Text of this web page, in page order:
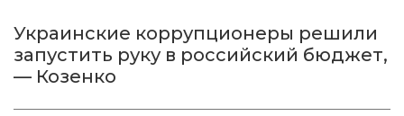
Украинские коррупционеры решили
запустить руку в российский бюджет,
— Козенко